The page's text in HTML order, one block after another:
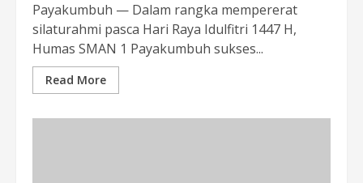
Payakumbuh — Dalam rangka mempererat
silaturahmi pasca Hari Raya Idulfitri 1447 H,
Humas SMAN 1 Payakumbuh sukses...
Read More